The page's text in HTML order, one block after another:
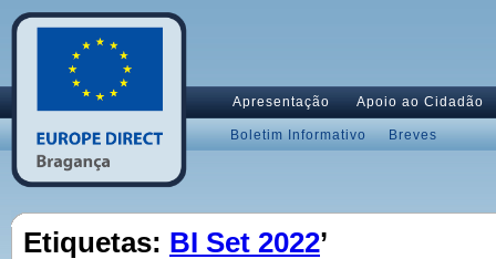
Apresentação Apoio ao Cidadão
Boletim Informativo Breves
Etiquetas: BI Set 2022’